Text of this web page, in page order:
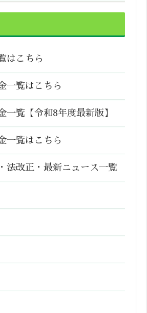
はこちら
一覧はこちら
一覧【令和8年度最新版】
一覧はこちら
法改正・最新ニュース一覧